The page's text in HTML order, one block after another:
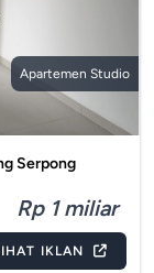
Apartemen Studio
Serpong
Rp 1 miliar
IKLAN